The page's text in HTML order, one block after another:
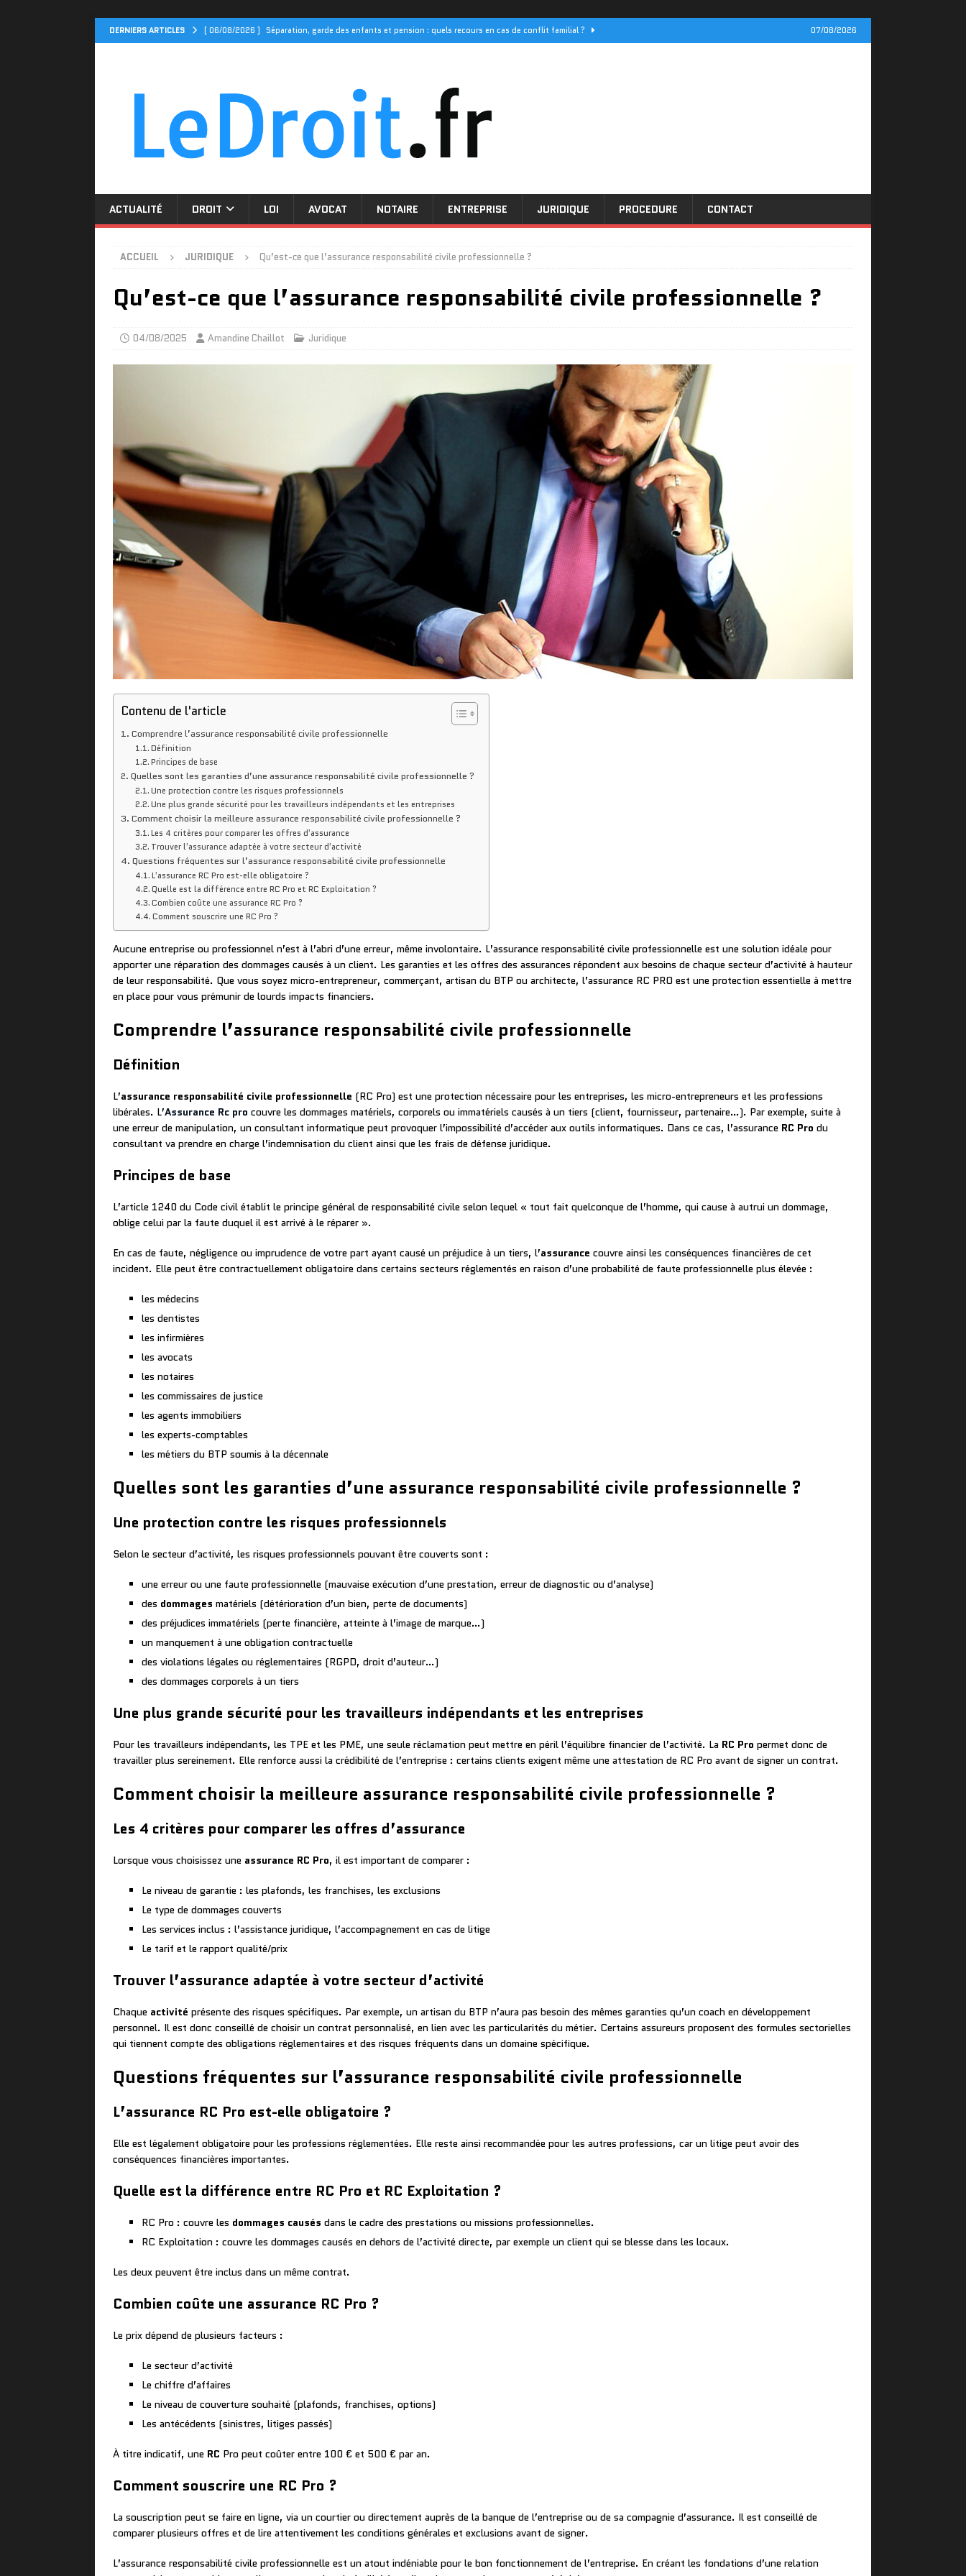
DERNIERS ARTICLES [ 06/08/2026 ] Séparation, garde des enfants et pension : quels recours en cas de conflit familial ?
[ 31/07/2026 ] Le Cidff 94 et ses initiatives pour les droits des femmes
[ 27/07/2026 ] Tarif assurance décès : quel prix pour une couverture optimale
[ 06/08/2026 ] Divorce par consentement mutuel : comprendre la procédure simplifiée
07/08/2026
ACTUALITÉ DROIT LOI AVOCAT NOTAIRE ENTREPRISE JURIDIQUE PROCEDURE CONTACT
ACCUEIL JURIDIQUE Qu’est-ce que l’assurance responsabilité civile professionnelle ?
Qu’est-ce que l’assurance responsabilité civile professionnelle ?
04/08/2025 Amandine Chaillot Juridique
Contenu de l'article
Comprendre l’assurance responsabilité civile professionnelle
Définition
Principes de base
Quelles sont les garanties d’une assurance responsabilité civile professionnelle ?
Une protection contre les risques professionnels
Une plus grande sécurité pour les travailleurs indépendants et les entreprises
Comment choisir la meilleure assurance responsabilité civile professionnelle ?
Les 4 critères pour comparer les offres d’assurance
Trouver l’assurance adaptée à votre secteur d’activité
Questions fréquentes sur l’assurance responsabilité civile professionnelle
L’assurance RC Pro est-elle obligatoire ?
Quelle est la différence entre RC Pro et RC Exploitation ?
Combien coûte une assurance RC Pro ?
Comment souscrire une RC Pro ?
Aucune entreprise ou professionnel n’est à l’abri d’une erreur, même involontaire. L’assurance responsabilité civile professionnelle est une solution idéale pour
apporter une réparation des dommages causés à un client. Les garanties et les offres des assurances répondent aux besoins de chaque secteur d’activité à hauteur
de leur responsabilité. Que vous soyez micro-entrepreneur, commerçant, artisan du BTP ou architecte, l’assurance RC PRO est une protection essentielle à mettre
en place pour vous prémunir de lourds impacts financiers.
Comprendre l’assurance responsabilité civile professionnelle
Définition
L’assurance responsabilité civile professionnelle (RC Pro) est une protection nécessaire pour les entreprises, les micro-entrepreneurs et les professions
libérales. L’Assurance Rc pro couvre les dommages matériels, corporels ou immatériels causés à un tiers (client, fournisseur, partenaire…). Par exemple, suite à
une erreur de manipulation, un consultant informatique peut provoquer l’impossibilité d’accéder aux outils informatiques. Dans ce cas, l’assurance RC Pro du
consultant va prendre en charge l’indemnisation du client ainsi que les frais de défense juridique.
Principes de base
L’article 1240 du Code civil établit le principe général de responsabilité civile selon lequel « tout fait quelconque de l’homme, qui cause à autrui un dommage,
oblige celui par la faute duquel il est arrivé à le réparer ».
En cas de faute, négligence ou imprudence de votre part ayant causé un préjudice à un tiers, l’assurance couvre ainsi les conséquences financières de cet
incident. Elle peut être contractuellement obligatoire dans certains secteurs réglementés en raison d’une probabilité de faute professionnelle plus élevée :
les médecins
les dentistes
les infirmières
les avocats
les notaires
les commissaires de justice
les agents immobiliers
les experts-comptables
les métiers du BTP soumis à la décennale
Quelles sont les garanties d’une assurance responsabilité civile professionnelle ?
Une protection contre les risques professionnels
Selon le secteur d’activité, les risques professionnels pouvant être couverts sont :
une erreur ou une faute professionnelle (mauvaise exécution d’une prestation, erreur de diagnostic ou d’analyse)
des dommages matériels (détérioration d’un bien, perte de documents)
des préjudices immatériels (perte financière, atteinte à l’image de marque…)
un manquement à une obligation contractuelle
des violations légales ou réglementaires (RGPD, droit d’auteur…)
des dommages corporels à un tiers
Une plus grande sécurité pour les travailleurs indépendants et les entreprises
Pour les travailleurs indépendants, les TPE et les PME, une seule réclamation peut mettre en péril l’équilibre financier de l’activité. La RC Pro permet donc de
travailler plus sereinement. Elle renforce aussi la crédibilité de l’entreprise : certains clients exigent même une attestation de RC Pro avant de signer un contrat.
Comment choisir la meilleure assurance responsabilité civile professionnelle ?
Les 4 critères pour comparer les offres d’assurance
Lorsque vous choisissez une assurance RC Pro, il est important de comparer :
Le niveau de garantie : les plafonds, les franchises, les exclusions
Le type de dommages couverts
Les services inclus : l’assistance juridique, l’accompagnement en cas de litige
Le tarif et le rapport qualité/prix
Trouver l’assurance adaptée à votre secteur d’activité
Chaque activité présente des risques spécifiques. Par exemple, un artisan du BTP n’aura pas besoin des mêmes garanties qu’un coach en développement
personnel. Il est donc conseillé de choisir un contrat personnalisé, en lien avec les particularités du métier. Certains assureurs proposent des formules sectorielles
qui tiennent compte des obligations réglementaires et des risques fréquents dans un domaine spécifique.
Questions fréquentes sur l’assurance responsabilité civile professionnelle
L’assurance RC Pro est-elle obligatoire ?
Elle est légalement obligatoire pour les professions réglementées. Elle reste ainsi recommandée pour les autres professions, car un litige peut avoir des
conséquences financières importantes.
Quelle est la différence entre RC Pro et RC Exploitation ?
RC Pro : couvre les dommages causés dans le cadre des prestations ou missions professionnelles.
RC Exploitation : couvre les dommages causés en dehors de l’activité directe, par exemple un client qui se blesse dans les locaux.
Les deux peuvent être inclus dans un même contrat.
Combien coûte une assurance RC Pro ?
Le prix dépend de plusieurs facteurs :
Le secteur d’activité
Le chiffre d’affaires
Le niveau de couverture souhaité (plafonds, franchises, options)
Les antécédents (sinistres, litiges passés)
À titre indicatif, une RC Pro peut coûter entre 100 € et 500 € par an.
Comment souscrire une RC Pro ?
La souscription peut se faire en ligne, via un courtier ou directement auprès de la banque de l’entreprise ou de sa compagnie d’assurance. Il est conseillé de
comparer plusieurs offres et de lire attentivement les conditions générales et exclusions avant de signer.
L’assurance responsabilité civile professionnelle est un atout indéniable pour le bon fonctionnement de l’entreprise. En créant les fondations d’une relation